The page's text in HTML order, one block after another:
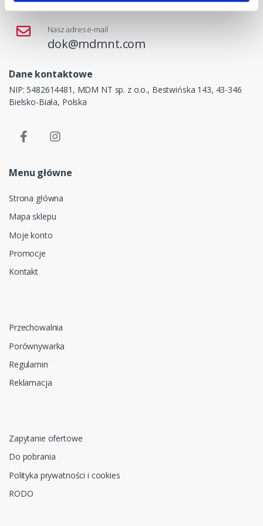
Nasz adres e-mail
dok@mdmnt.com
Dane kontaktowe
NIP: 5482614481, MDM NT sp. z o.o., Bestwińska 143, 43-346
Bielsko-Biała, Polska
Menu główne
Strona główna
Mapa sklepu
Moje konto
Promocje
Kontakt
Przechowalnia
Porównywarka
Regulamin
Reklamacja
Zapytanie ofertowe
Do pobrania
Polityka prywatności i cookies
RODO